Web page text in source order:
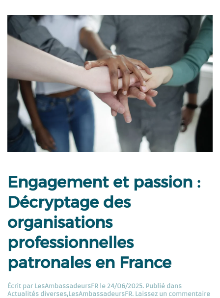
Engagement et passion :
Décryptage des
organisations
professionnelles
patronales en France
Écrit par LesAmbassadeursFR le 24/06/2025. Publié dans
Actualités diverses,LesAmbassadeursFR. Laissez un commentaire